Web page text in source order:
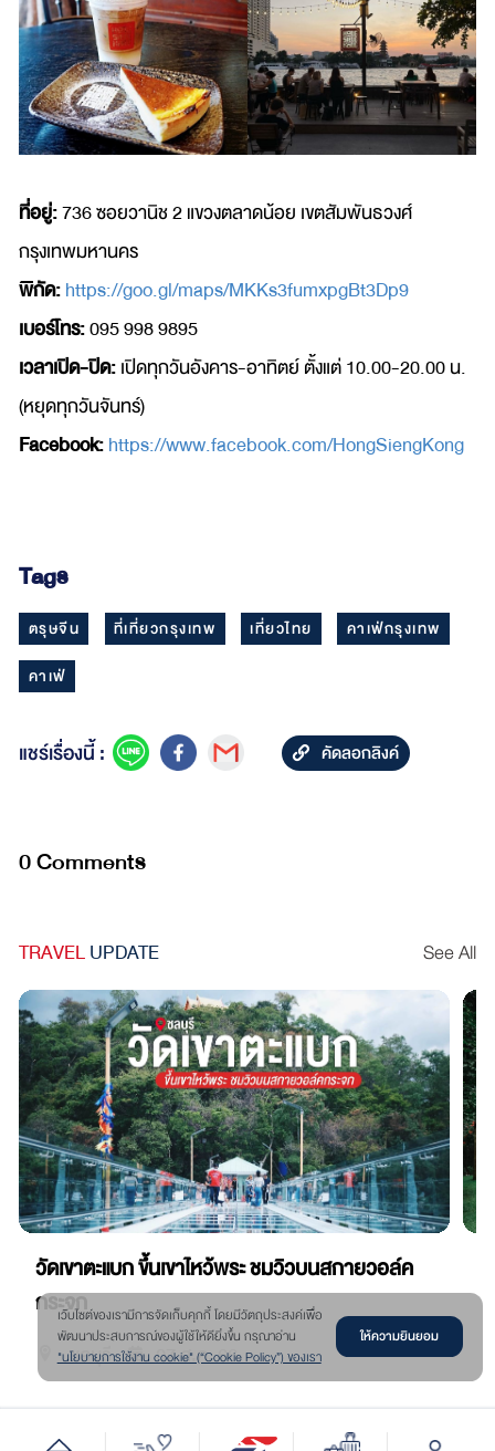
ที่อยู่:736 ซอยวานิช 2 แขวงตลาดน้อย เขตสัมพันธวงศ์
กรุงเทพมหานคร
พิกัด:https://goo.gl/maps/MKKs3fumxpgBt3Dp9
เบอร์โทร:095 998 9895
เวลาเปิด-ปิด:เปิดทุกวันอังคาร-อาทิตย์ ตั้งแต่ 10.00-20.00 น.
(หยุดทุกวันจันทร์)
Facebook:https://www.facebook.com/HongSiengKong
Tags
ตรุษจีน ที่เที่ยวกรุงเทพ เที่ยวไทย
คาเฟ่กรุงเทพ
คาเฟ่
แชร์เรื่องนี้ : คัดลอกลิงค์
0 Comments
TRAVELUPDATE See All
วัดเขาตะแบก ขึ้นเขาไหว้พระ ชมวิวบนสกายวอล์ค
กระจก
ชลบุรี 07 ส.ค. 66
เว๊บไซต์ของเรามีการจัดเก็บคุกกี้ โดยมีวัตถุประสงค์เพื่อ
พัฒนาประสบการณ์ของผู้ใช้ให้ดียิ่งขึ้น กรุณาอ่าน
"นโยบายการใช้งาน cookie" (“Cookie Policy”) ของเรา
ให้ความยินยอม